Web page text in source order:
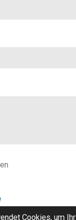
Cookies, um Ihr